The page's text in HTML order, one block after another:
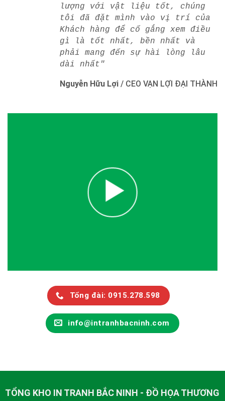
lượng với vật liệu tốt, chúng
tôi đã đặt mình vào vị trí của
Khách hàng để cố gắng xem điều
gì là tốt nhất, bền nhất và
phải mang đến sự hài lòng lâu
dài nhất"
Nguyễn Hữu Lợi / CEO VẠN LỢI ĐẠI THÀNH
Tổng đài: 0915.278.598
info@intranhbacninh.com
TỔNG KHO IN TRANH BẮC NINH - ĐỒ HỌA THƯƠNG